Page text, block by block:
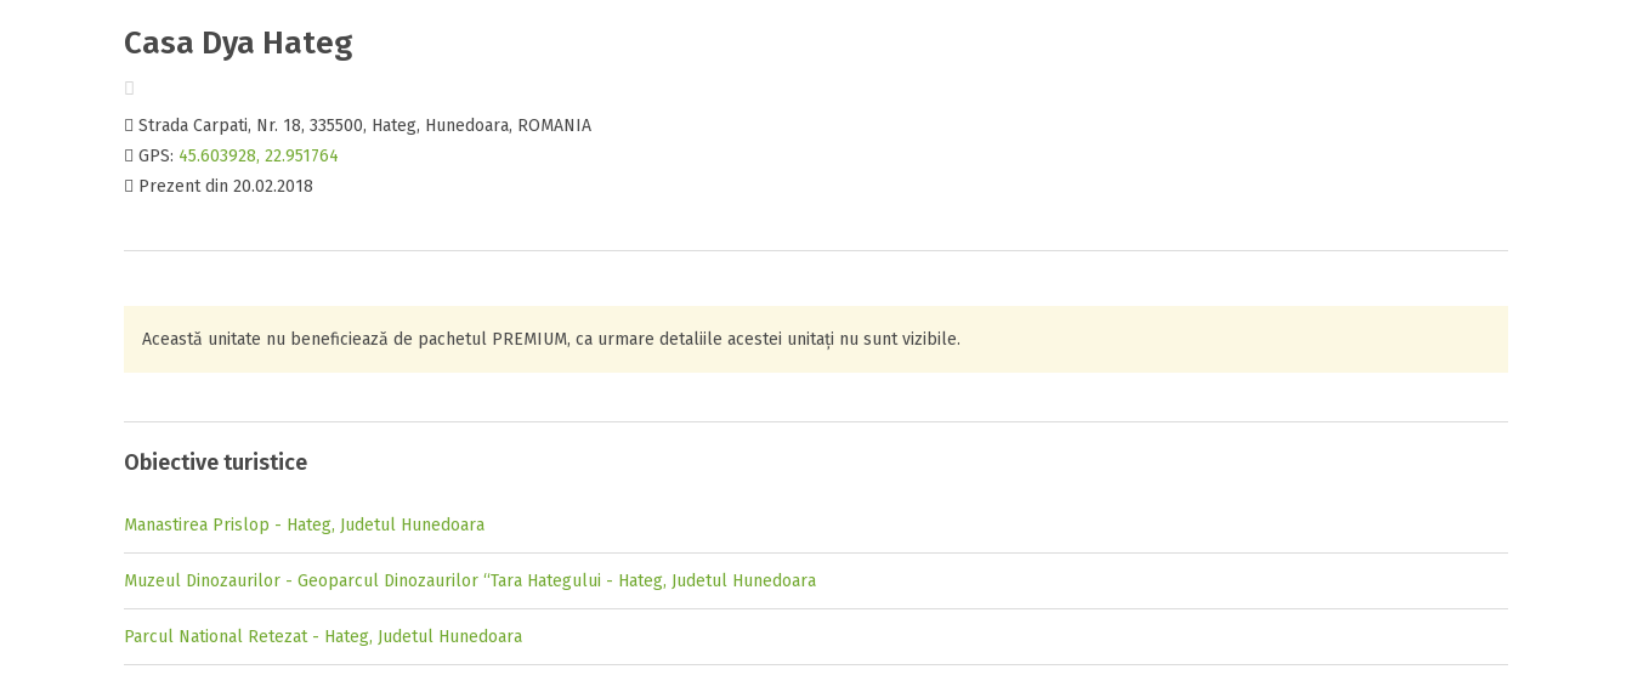
Casa Dya Hateg
Strada Carpati, Nr. 18, 335500, Hateg, Hunedoara, ROMANIA
GPS: 45.603928, 22.951764
Prezent din 20.02.2018
Această unitate nu beneficiează de pachetul PREMIUM, ca urmare detaliile acestei unitați nu sunt vizibile.
Obiective turistice
Manastirea Prislop - Hateg, Judetul Hunedoara
Muzeul Dinozaurilor - Geoparcul Dinozaurilor “Tara Hategului - Hateg, Judetul Hunedoara
Parcul National Retezat - Hateg, Judetul Hunedoara